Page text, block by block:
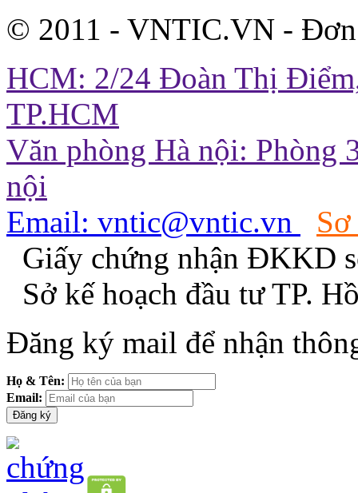
© 2011 - VNTIC.VN -
HCM: 2/24 Đoàn Thị
TP.HCM
Văn phòng Hà nội: Phòng
nội
Email: vntic@vntic.vn
Giấy chứng nhận ĐKKD
Sở kế hoạch đầu tư TP.
Đăng ký mail để nhận
Họ & Tên:
Email: